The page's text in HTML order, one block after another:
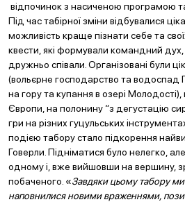
відпочинок з насиченою програмою
Під час табірної зміни відбувалися
можливість краще пізнати себе та
квести, які формували командний дух,
дружньо співали. Організовані були
(вольєрне господарство та водоспад
на гору та купання в озері
Європи, на полонину “з дегустацію
гри на різних гуцульських
подією табору стало підкорення
Говерли. Підніматися було нелегко,
одному і, вже вийшовши на вершину,
побаченого. «Завдяки цьому табору ми
наповнилися новими враженнями,